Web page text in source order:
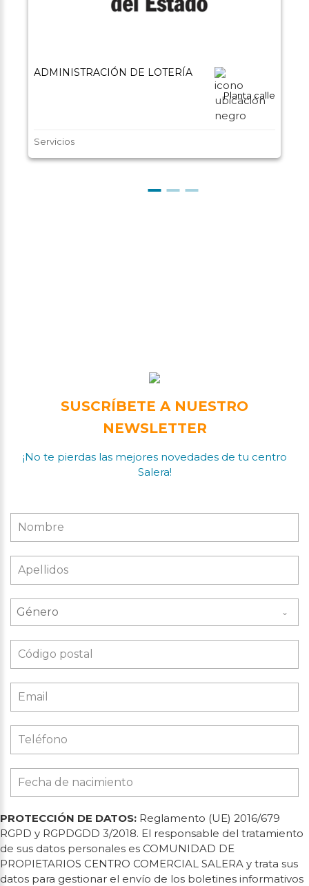
ADMINISTRACIÓN DE LOTERÍA
Planta calle
Servicios
SUSCRÍBETE A NUESTRO
NEWSLETTER
¡No te pierdas las mejores novedades de tu centro
Salera!
Género
PROTECCIÓN DE DATOS: Reglamento (UE) 2016/679
RGPD y RGPDGDD 3/2018. El responsable del tratamiento
de sus datos personales es COMUNIDAD DE
PROPIETARIOS CENTRO COMERCIAL SALERA y trata sus
datos para gestionar el envío de los boletines informativos